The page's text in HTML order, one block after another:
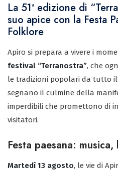
La 51ª edizione di
suo apice con la Festa
Folklore
Apiro si prepara a vivere i
festival “Terranostra”, che
le tradizioni popolari da tutto
segnano il culmine della
imperdibili che promettono di
visitatori.
Festa paesana:
Martedì 13 agosto, le vie di